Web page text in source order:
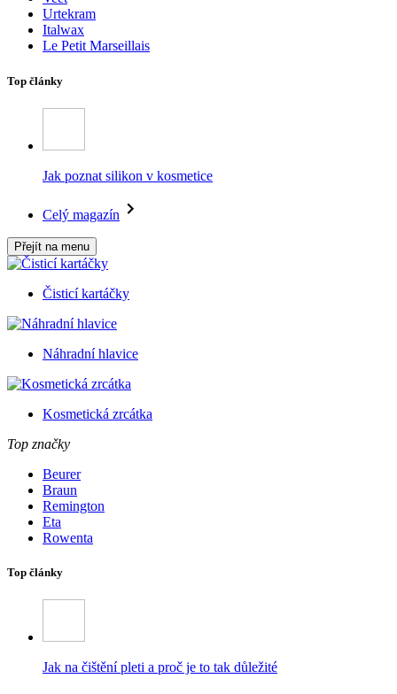
Urtekram
Italwax
Le Petit Marseillais
Top články
Jak poznat silikon v kosmetice
Celý magazín
Přejít na menu
Čisticí kartáčky
Náhradní hlavice
Kosmetická zrcátka
Top značky
Beurer
Braun
Remington
Eta
Rowenta
Top články
Jak na čištění pleti a proč je to tak důležité